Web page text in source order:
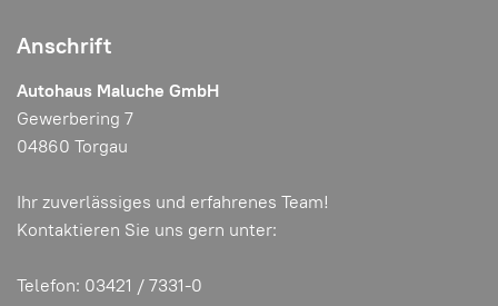
Anschrift
Autohaus Maluche GmbH
Gewerbering 7
04860 Torgau
Ihr zuverlässiges und erfahrenes Team!
Kontaktieren Sie uns gern unter:
Telefon: 03421 / 7331-0